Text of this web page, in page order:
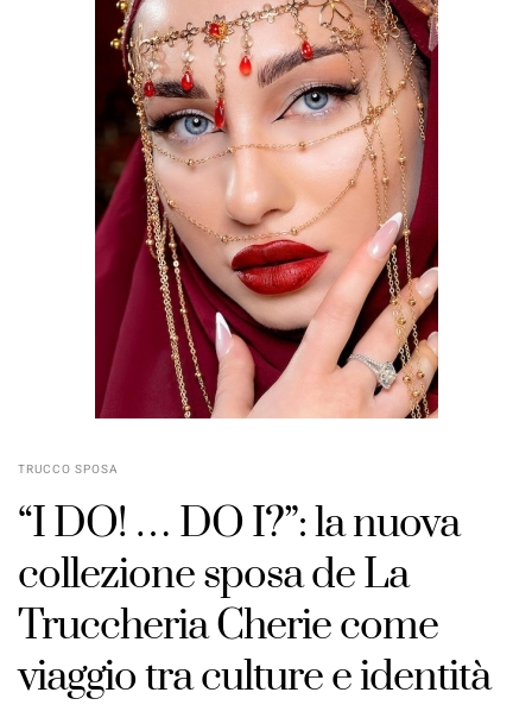
TRUCCO SPOSA
“I DO! … DO I?”: la nuova
collezione sposa de La
Truccheria Cherie come
viaggio tra culture e identità